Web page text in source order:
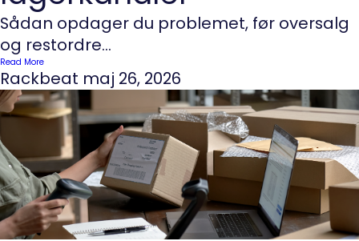
Sådan opdager du problemet, før oversalg
og restordre...
Read More
Rackbeat maj 26, 2026